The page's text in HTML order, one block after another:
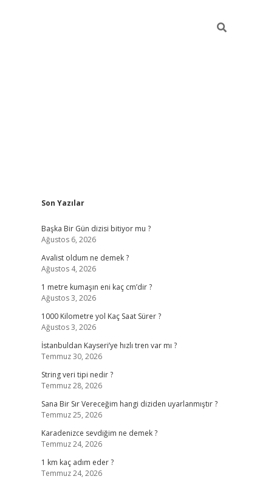
Sidebar
Son Yazılar
Başka Bir Gün dizisi bitiyor mu ?
Ağustos 6, 2026
Avalist oldum ne demek ?
Ağustos 4, 2026
1 metre kumaşın eni kaç cm’dir ?
Ağustos 3, 2026
1000 Kilometre yol Kaç Saat Sürer ?
Ağustos 3, 2026
İstanbuldan Kayseri’ye hızlı tren var mı ?
Temmuz 30, 2026
String veri tipi nedir ?
Temmuz 28, 2026
Sana Bir Sır Vereceğim hangi diziden uyarlanmıştır ?
Temmuz 25, 2026
Karadenizce sevdiğim ne demek ?
Temmuz 24, 2026
1 km kaç adım eder ?
Temmuz 24, 2026